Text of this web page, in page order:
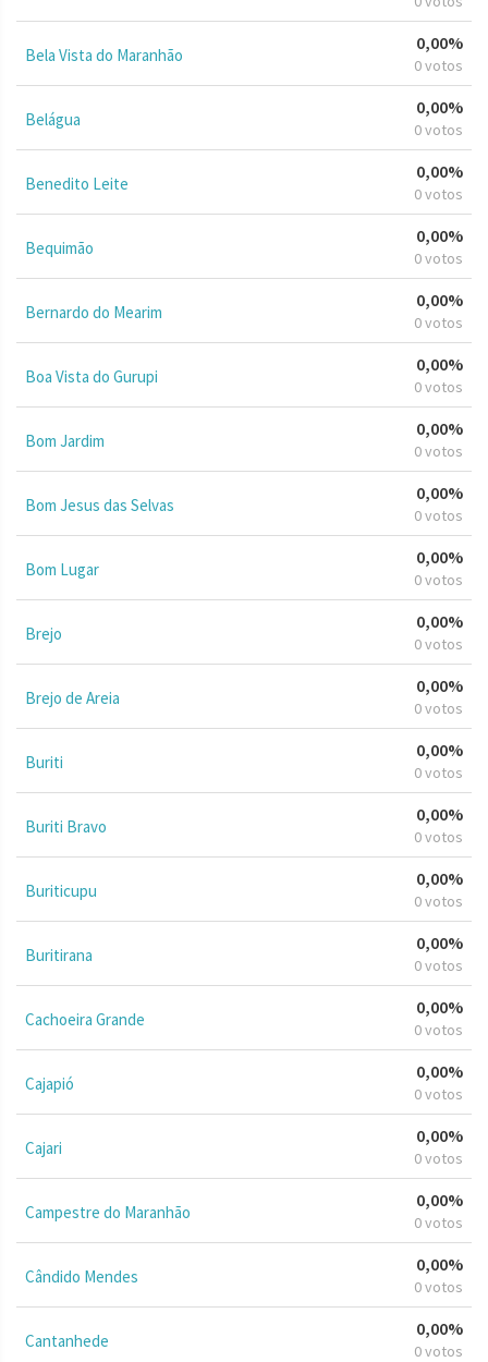
Bela Vista do Maranhão
0,00%
0 votos
Belágua
0,00%
0 votos
Benedito Leite
0,00%
0 votos
Bequimão
0,00%
0 votos
Bernardo do Mearim
0,00%
0 votos
Boa Vista do Gurupi
0,00%
0 votos
Bom Jardim
0,00%
0 votos
Bom Jesus das Selvas
0,00%
0 votos
Bom Lugar
0,00%
0 votos
Brejo
0,00%
0 votos
Brejo de Areia
0,00%
0 votos
Buriti
0,00%
0 votos
Buriti Bravo
0,00%
0 votos
Buriticupu
0,00%
0 votos
Buritirana
0,00%
0 votos
Cachoeira Grande
0,00%
0 votos
Cajapió
0,00%
0 votos
Cajari
0,00%
0 votos
Campestre do Maranhão
0,00%
0 votos
Cândido Mendes
0,00%
0 votos
Cantanhede
0,00%
0 votos